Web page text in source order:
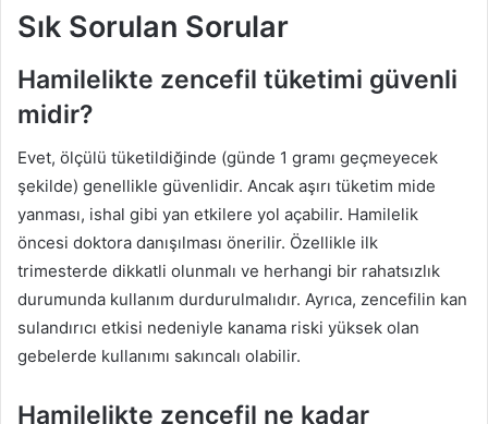
Sık Sorulan Sorular
Hamilelikte zencefil tüketimi güvenli
midir?
Evet, ölçülü tüketildiğinde (günde 1 gramı geçmeyecek
şekilde) genellikle güvenlidir. Ancak aşırı tüketim mide
yanması, ishal gibi yan etkilere yol açabilir. Hamilelik
öncesi doktora danışılması önerilir. Özellikle ilk
trimesterde dikkatli olunmalı ve herhangi bir rahatsızlık
durumunda kullanım durdurulmalıdır. Ayrıca, zencefilin kan
sulandırıcı etkisi nedeniyle kanama riski yüksek olan
gebelerde kullanımı sakıncalı olabilir.
Hamilelikte zencefil ne kadar